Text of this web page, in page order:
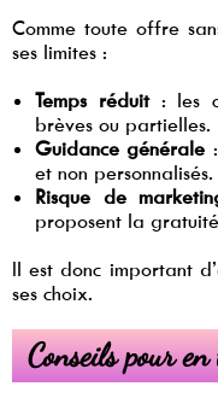
Comme toute offre
ses limites :
Temps réduit: les
brèves ou partielles.
Guidance générale
et non personnalisés.
Risque de
proposent la
Il est donc important
ses choix.
Conseils pour